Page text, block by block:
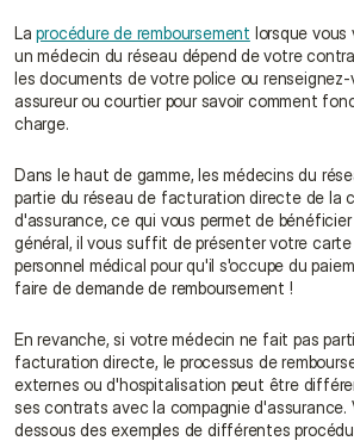
La procédure de remboursement lorsque vous
un médecin du réseau dépend de votre
les documents de votre police ou
assureur ou courtier pour savoir comment
charge.
Dans le haut de gamme, les médecins du
partie du réseau de facturation directe de la
d'assurance, ce qui vous permet de
général, il vous suffit de présenter votre
personnel médical pour qu'il s'occupe du
faire de demande de remboursement !
En revanche, si votre médecin ne fait pas
facturation directe, le processus de
externes ou d'hospitalisation peut être
ses contrats avec la compagnie d'assurance.
dessous des exemples de différentes